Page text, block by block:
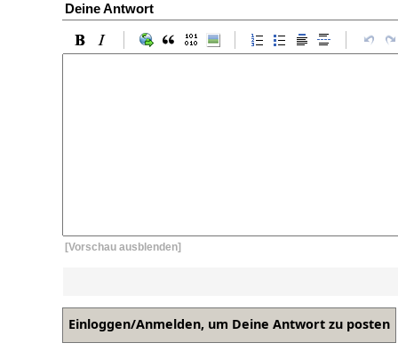
Deine Antwort
[Vorschau ausblenden]